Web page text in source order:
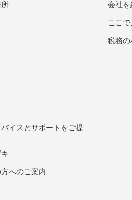
会社を
ここ
税務の
イスとサポートをご提
へのご案内